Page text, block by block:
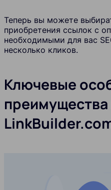
Теперь вы можете
приобретения ссылок с
необходимыми для вас
несколько кликов.
Ключевые